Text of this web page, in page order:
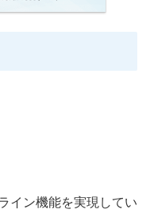
イン機能を実現してい